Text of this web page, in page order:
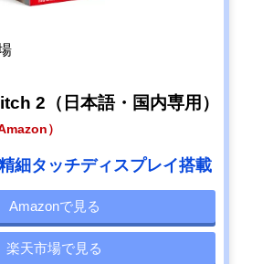
2（日本語・国内専用）
）
細タッチディスプレイ搭載
Amazonで見る
楽天市場で見る